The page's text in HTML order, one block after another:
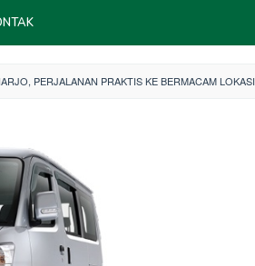
PERJALANAN PRAKTIS KE BERMACAM LOKASI